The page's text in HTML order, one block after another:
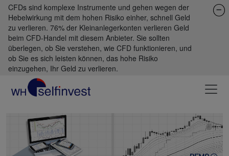
CFDs sind komplexe Instrumente und gehen wegen der
Hebelwirkung mit dem hohen Risiko einher, schnell Geld
zu verlieren. 76% der Kleinanlegerkonten verlieren Geld
beim CFD-Handel mit diesem Anbieter. Sie sollten
überlegen, ob Sie verstehen, wie CFD funktionieren, und
ob Sie es sich leisten können, das hohe Risiko
einzugehen, Ihr Geld zu verlieren.